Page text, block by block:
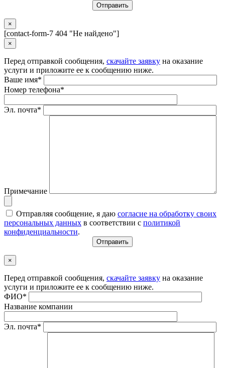
×
[contact-form-7 404 "Не найдено"]
×
Перед отправкой сообщения, скачайте заявку на оказание
услуги и приложите ее к сообщению ниже.
Ваше имя*
Номер телефона*
Эл. почта*
Примечание
Отправляя сообщение, я даю согласие на обработку своих
персональных данных в соответствии с политикой
конфиденциальности.
×
Перед отправкой сообщения, скачайте заявку на оказание
услуги и приложите ее к сообщению ниже.
ФИО*
Название компании
Эл. почта*